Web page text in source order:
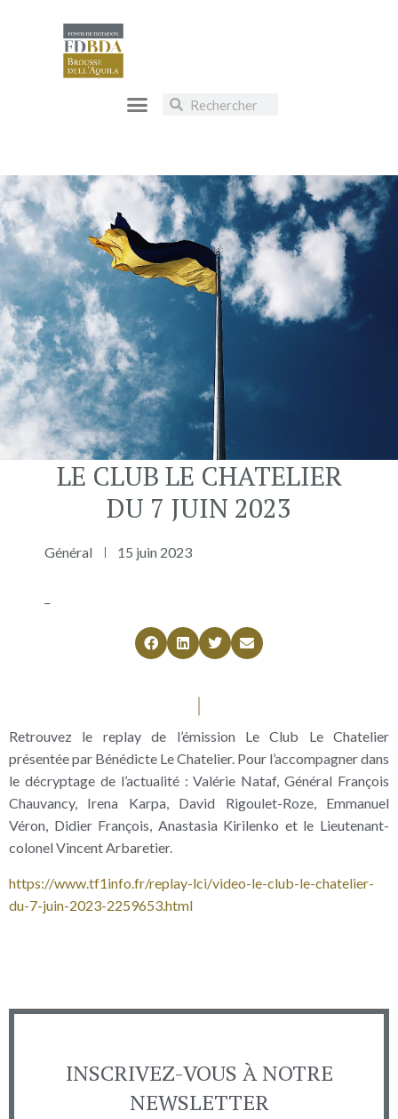
LE CLUB LE CHATELIER
DU 7 JUIN 2023
Général 15 juin 2023
Retrouvez le replay de l’émission Le Club Le Chatelier
présentée par Bénédicte Le Chatelier. Pour l’accompagner dans
le décryptage de l’actualité : Valérie Nataf, Général François
Chauvancy, Irena Karpa, David Rigoulet-Roze, Emmanuel
Véron, Didier François, Anastasia Kirilenko et le Lieutenant-
colonel Vincent Arbaretier.
https://www.tf1info.fr/replay-lci/video-le-club-le-chatelier-
du-7-juin-2023-2259653.html
INSCRIVEZ-VOUS À NOTRE
NEWSLETTER